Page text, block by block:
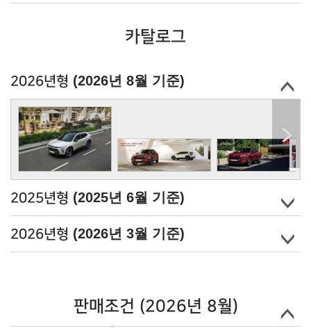
카탈로그
2026년형 (2026년 8월 기준)
2025년형 (2025년 6월 기준)
2026년형 (2026년 3월 기준)
판매조건 (2026년 8월)